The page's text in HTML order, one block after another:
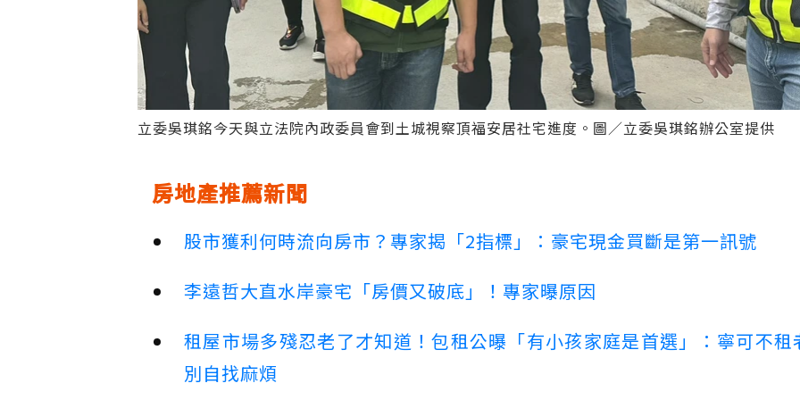
立委吳琪銘今天與立法院內政委員會到土城視察頂福安居社宅進度。圖／立委吳琪銘辦公室提供
房地產推薦新聞
股市獲利何時流向房市？專家揭「2指標」：豪宅現金買斷是第一訊號
李遠哲大直水岸豪宅「房價又破底」！專家曝原因
租屋市場多殘忍老了才知道！包租公曝「有小孩家庭是首選」：寧可不租
別自找麻煩